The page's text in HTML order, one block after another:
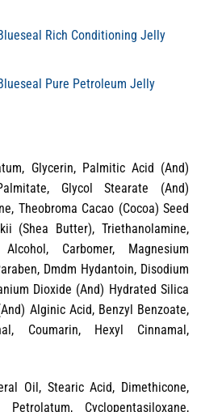
Rich Conditioning Jelly
Pure Petroleum Jelly
Glycerin, Palmitic Acid (And)
Glycol Stearate (And)
Theobroma Cacao (Cocoa) Seed
(Shea Butter), Triethanolamine,
Carbomer, Magnesium
Dmdm Hydantoin, Disodium
Dioxide (And) Hydrated Silica
Alginic Acid, Benzyl Benzoate,
Coumarin, Hexyl Cinnamal,
Oil, Stearic Acid, Dimethicone,
Cyclopentasiloxane,